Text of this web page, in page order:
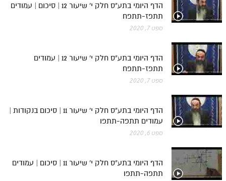
הדף היומי בתע"ס חלק י' שיעור 12 | סיכום | עמודים
תתפז-תתפח
ספט 7, 2020
הדף היומי בתע"ס חלק י' שיעור 12 | עמודים
תתפז-תתפח
ספט 7, 2020
הדף היומי בתע"ס חלק י' שיעור 11 | סיכום בנקודות |
עמודים תתפה-תתפו
ספט 6, 2020
הדף היומי בתע"ס חלק י' שיעור 11 | סיכום | עמודים
תתפה-תתפו